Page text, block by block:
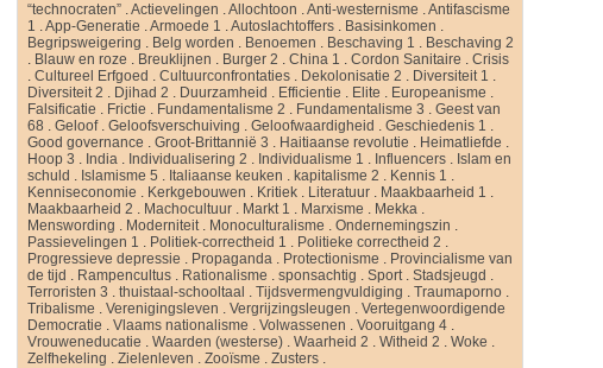
“technocraten” .Actievelingen .Allochtoon .Anti-westernisme .Antifascisme
1 .App-Generatie .Armoede 1 .Autoslachtoffers . Basisinkomen .
Begripsweigering . Belg worden . Benoemen . Beschaving 1 . Beschaving 2
. Blauw en roze . Breuklijnen . Burger 2 .China 1 .Cordon Sanitaire .Crisis
.Cultureel Erfgoed .Cultuurconfrontaties . Dekolonisatie 2 . Diversiteit 1 .
Diversiteit 2 . Djihad 2 . Duurzamheid . Efficientie . Elite . Europeanisme .
Falsificatie . Frictie . Fundamentalisme 2 . Fundamentalisme 3 .Geest van
68 .Geloof.Geloofsverschuiving .Geloofwaardigheid .Geschiedenis 1 .
Good governance .Groot-Brittannië 3 . Haitiaanse revolutie . Heimatliefde .
Hoop 3 . India . Individualisering 2 . Individualisme 1 . Influencers . Islam en
schuld . Islamisme 5 . Italiaanse keuken . kapitalisme 2 . Kennis 1 .
Kenniseconomie . Kerkgebouwen . Kritiek . Literatuur . Maakbaarheid 1 .
Maakbaarheid 2 . Machocultuur . Markt 1 . Marxisme . Mekka .
Menswording . Moderniteit. Monoculturalisme .Ondernemingszin .
Passievelingen 1 . Politiek-correctheid 1 . Politieke correctheid 2 .
Progressieve depressie . Propaganda . Protectionisme . Provincialisme van
de tijd . Rampencultus . Rationalisme .sponsachtig .Sport.Stadsjeugd .
Terroristen 3 .thuistaal-schooltaal .Tijdsvermengvuldiging .Traumaporno .
Tribalisme .Verenigingsleven .Vergrijzingsleugen .Vertegenwoordigende
Democratie .Vlaams nationalisme .Volwassenen .Vooruitgang 4 .
Vrouweneducatie .Waarden (westerse) .Waarheid 2 .Witheid 2 .Woke .
Zelfhekeling .Zielenleven .Zooïsme .Zusters .